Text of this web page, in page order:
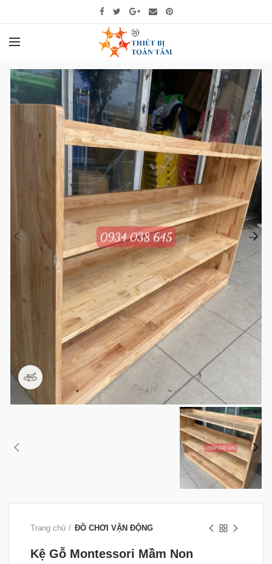
360 product view
Trang chủ ĐỒ CHƠI VẬN ĐỘNG
Kệ Gỗ Montessori Mầm Non